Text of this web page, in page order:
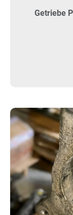
Getriebe